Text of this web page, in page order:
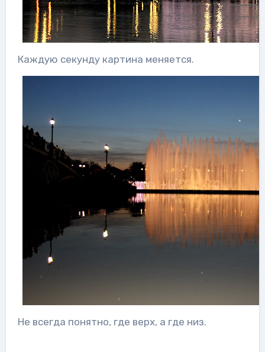
Каждую секунду картина меняется.
Не всегда понятно, где верх, а где низ.